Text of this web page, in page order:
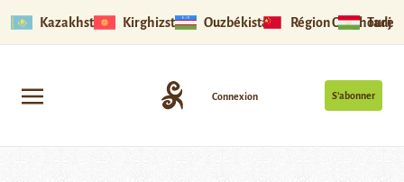
Kazakhstan Kirghizstan Ouzbékistan Région Ouïghoure
S’abonner
Connexion